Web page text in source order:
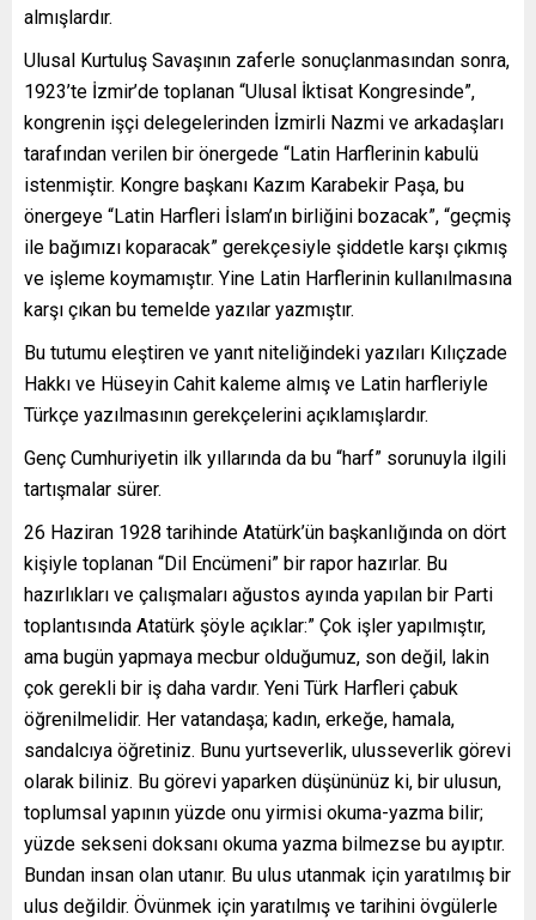
almışlardır.
Ulusal Kurtuluş Savaşının zaferle sonuçlanmasından sonra,
1923’te İzmir’de toplanan “Ulusal İktisat Kongresinde”,
kongrenin işçi delegelerinden İzmirli Nazmi ve arkadaşları
tarafından verilen bir önergede “Latin Harflerinin kabulü
istenmiştir. Kongre başkanı Kazım Karabekir Paşa, bu
önergeye “Latin Harfleri İslam’ın birliğini bozacak”, “geçmiş
ile bağımızı koparacak” gerekçesiyle şiddetle karşı çıkmış
ve işleme koymamıştır. Yine Latin Harflerinin kullanılmasına
karşı çıkan bu temelde yazılar yazmıştır.
Bu tutumu eleştiren ve yanıt niteliğindeki yazıları Kılıçzade
Hakkı ve Hüseyin Cahit kaleme almış ve Latin harfleriyle
Türkçe yazılmasının gerekçelerini açıklamışlardır.
Genç Cumhuriyetin ilk yıllarında da bu “harf” sorunuyla ilgili
tartışmalar sürer.
26 Haziran 1928 tarihinde Atatürk’ün başkanlığında on dört
kişiyle toplanan “Dil Encümeni” bir rapor hazırlar. Bu
hazırlıkları ve çalışmaları ağustos ayında yapılan bir Parti
toplantısında Atatürk şöyle açıklar:” Çok işler yapılmıştır,
ama bugün yapmaya mecbur olduğumuz, son değil, lakin
çok gerekli bir iş daha vardır. Yeni Türk Harfleri çabuk
öğrenilmelidir. Her vatandaşa; kadın, erkeğe, hamala,
sandalcıya öğretiniz. Bunu yurtseverlik, ulusseverlik görevi
olarak biliniz. Bu görevi yaparken düşününüz ki, bir ulusun,
toplumsal yapının yüzde onu yirmisi okuma-yazma bilir;
yüzde sekseni doksanı okuma yazma bilmezse bu ayıptır.
Bundan insan olan utanır. Bu ulus utanmak için yaratılmış bir
ulus değildir. Övünmek için yaratılmış ve tarihini övgülerle